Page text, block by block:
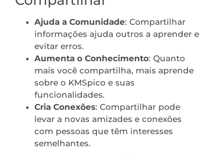
Ajuda a Comunidade: Compartilhar
informações ajuda outros a aprender e
evitar erros.
Aumenta o Conhecimento: Quanto
mais você compartilha, mais aprende
sobre o KMSpico e suas
funcionalidades.
Cria Conexões: Compartilhar pode
levar a novas amizades e conexões
com pessoas que têm interesses
semelhantes.